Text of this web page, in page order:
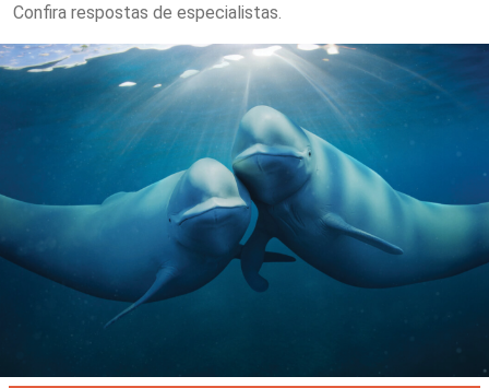
Confira respostas de especialistas.